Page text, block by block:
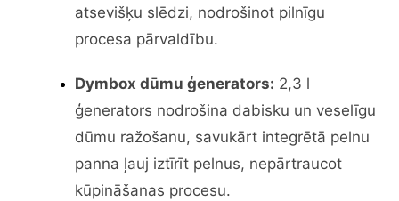
atsevišķu slēdzi, nodrošinot pilnīgu
procesa pārvaldību.
Dymbox dūmu ģenerators: 2,3 l
ģenerators nodrošina dabisku un veselīgu
dūmu ražošanu, savukārt integrētā pelnu
panna ļauj iztīrīt pelnus, nepārtraucot
kūpināšanas procesu.